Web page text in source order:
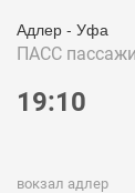
Адлер - Уфа
ПАСС
19:10
вокзал адлер